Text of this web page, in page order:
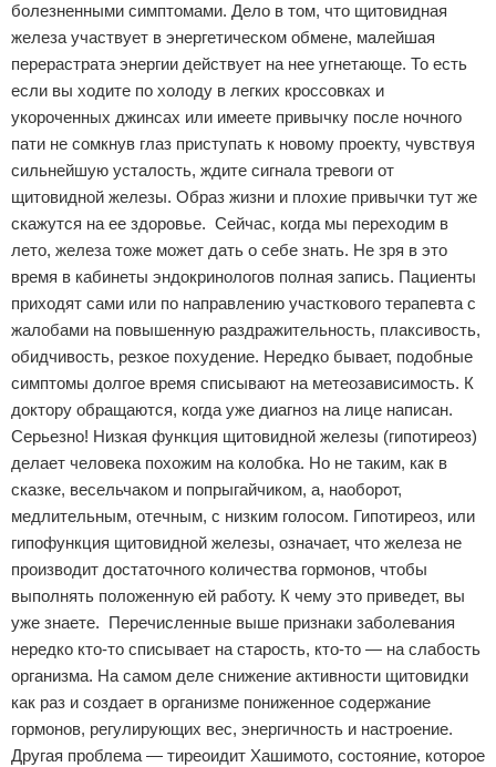
болезненными симптомами. Дело в том, что щитовидная
железа участвует в энергетическом обмене, малейшая
перерастрата энергии действует на нее угнетающе. То есть
если вы ходите по холоду в легких кроссовках и
укороченных джинсах или имеете привычку после ночного
пати не сомкнув глаз приступать к новому проекту, чувствуя
сильнейшую усталость, ждите сигнала тревоги от
щитовидной железы. Образ жизни и плохие привычки тут же
скажутся на ее здоровье. Сейчас, когда мы переходим в
лето, железа тоже может дать о себе знать. Не зря в это
время в кабинеты эндокринологов полная запись. Пациенты
приходят сами или по направлению участкового терапевта с
жалобами на повышенную раздражительность, плаксивость,
обидчивость, резкое похудение. Нередко бывает, подобные
симптомы долгое время списывают на метеозависимость. К
доктору обращаются, когда уже диагноз на лице написан.
Серьезно! Низкая функция щитовидной железы (гипотиреоз)
делает человека похожим на колобка. Но не таким, как в
сказке, весельчаком и попрыгайчиком, а, наоборот,
медлительным, отечным, с низким голосом. Гипотиреоз, или
гипофункция щитовидной железы, означает, что железа не
производит достаточного количества гормонов, чтобы
выполнять положенную ей работу. К чему это приведет, вы
уже знаете. Перечисленные выше признаки заболевания
нередко кто-то списывает на старость, кто-то — на слабость
организма. На самом деле снижение активности щитовидки
как раз и создает в организме пониженное содержание
гормонов, регулирующих вес, энергичность и настроение.
Другая проблема — тиреоидит Хашимото, состояние, которое